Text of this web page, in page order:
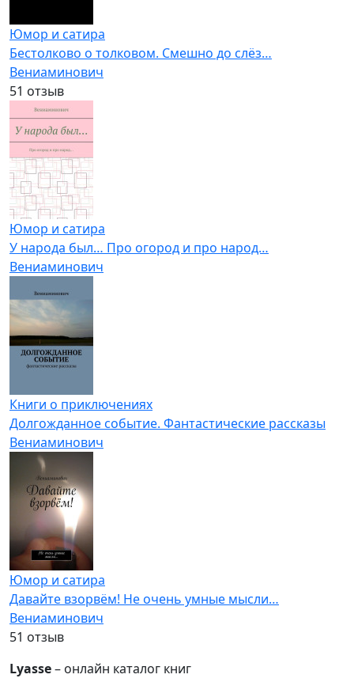
Юмор и сатира
Бестолково о толковом. Смешно до слёз…
Вениаминович
51 отзыв
Юмор и сатира
У народа был… Про огород и про народ…
Вениаминович
Книги о приключениях
Долгожданное событие. Фантастические рассказы
Вениаминович
Юмор и сатира
Давайте взорвём! Не очень умные мысли…
Вениаминович
51 отзыв
Lyasse– онлайн каталог книг